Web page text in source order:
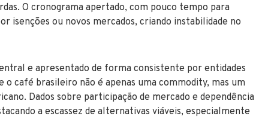
O cronograma apertado, com pouco tempo para
isenções ou novos mercados, criando instabilidade no
e apresentado de forma consistente por entidades
o café brasileiro não é apenas uma commodity, mas um
Dados sobre participação de mercado e dependência
a escassez de alternativas viáveis, especialmente